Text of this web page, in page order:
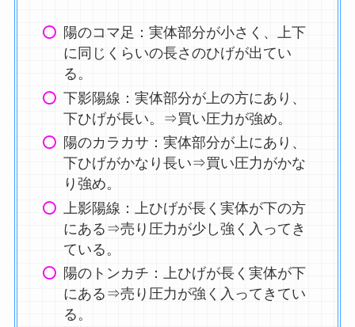
陽のコマ足：実体部分が小さく、上下
に同じくらいの長さのひげが出てい
る。
下影陽線：実体部分が上の方にあり、
下ひげが長い。⇒買い圧力が強め。
陽のカラカサ：実体部分が上にあり、
下ひげがかなり長い⇒買い圧力がかな
り強め。
上影陽線：上ひげが長く実体が下の方
にある⇒売り圧力が少し強く入ってき
ている。
陽のトンカチ：上ひげが長く実体が下
にある⇒売り圧力が強く入ってきてい
る。